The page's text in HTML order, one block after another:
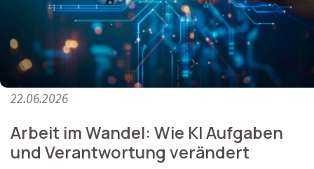
22.06.2026
Arbeit im Wandel: Wie KI Aufgaben
und Verantwortung verändert